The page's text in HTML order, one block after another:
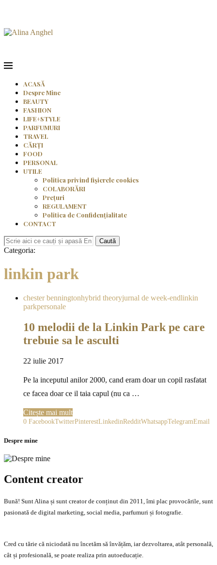
ACASĂ
Despre Mine
BEAUTY
FASHION
LIFE+STYLE
PARFUMURI
TRAVEL
CĂRȚI
FOOD
PERSONAL
UTILE
Politica privind fișierele cookies
COLABORĂRI
Prețuri
REGULAMENT
Politica de Confidențialitate
CONTACT
Caută
Categoria:
linkin park
chester benningtonhybrid theoryjurnal de week-endlinkin
parkpersonale
10 melodii de la Linkin Park pe care
trebuie sa le asculti
22 iulie 2017
Pe la inceputul anilor 2000, cand eram doar un copil rasfatat
ce facea doar ce il taia capul (nu ca …
Citește mai mult
0 FacebookTwitterPinterestLinkedinRedditWhatsappTelegramEmail
Despre mine
Content creator
Bună! Sunt Alina și sunt creator de conținut din 2011, îmi plac provocările, sunt
pasionată de digital marketing, social media, parfumuri și fotografie.
Cred cu tărie că niciodată nu încetăm să învățăm, iar dezvoltarea, atât personală,
cât și profesională, se poate realiza prin autoeducație.